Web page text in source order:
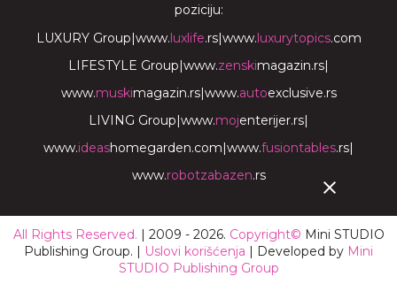
poziciju:
LUXURY Group|www.luxlife.rs|www.luxurytopics.com
LIFESTYLE Group|www.zenskimagazin.rs|
www.muskimagazin.rs|www.autoexclusive.rs
LIVING Group|www.mojenterijer.rs|
www.ideashomegarden.com|www.fusiontables.rs|
www.robotzabazen.rs
All Rights Reserved. | 2009 - 2026. Copyright© Mini STUDIO
Publishing Group. | Uslovi korišćenja | Developed by Mini
STUDIO Publishing Group